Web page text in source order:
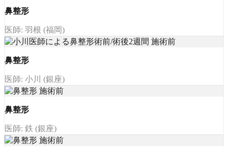
鼻整形
医師: 羽根 (福岡)
鼻整形
医師: 小川 (銀座)
鼻整形
医師: 鉄 (銀座)